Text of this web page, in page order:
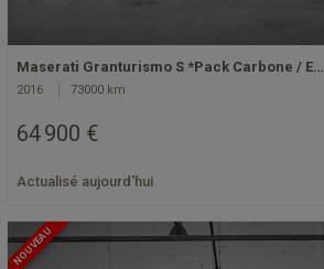
Maserati Granturismo S *Pack Carbone / E…
2016 73000 km
64 900 €
Actualisé aujourd'hui
NOUVEAU